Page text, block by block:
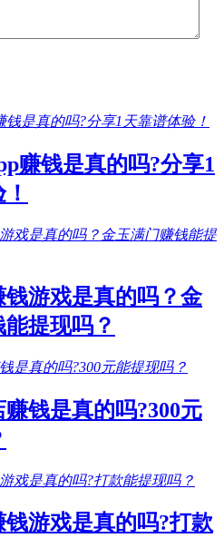
赚钱是真的吗?分享1
游戏是真的吗？金
提现吗？
钱是真的吗?300元
游戏是真的吗?打款